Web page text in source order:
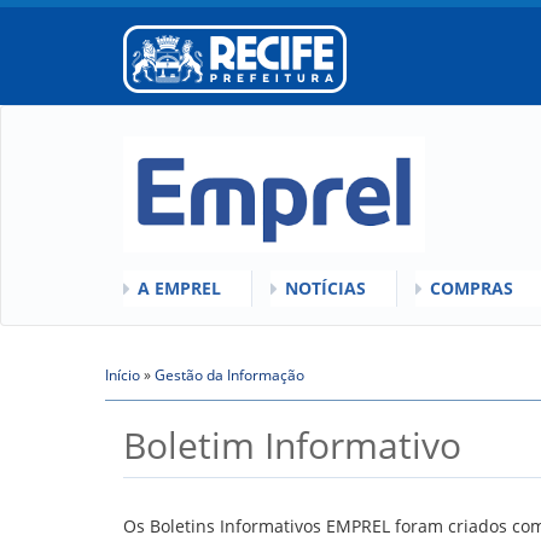
A EMPREL
VÍDEOS
CONSELHOS
LOCALIZAÇÃO
GESTORES
NOTÍCIAS COMPRAS
Você está aqui
Início»Gestão da Informação
Boletim Informativo
Os Boletins Informativos EMPREL foram criados